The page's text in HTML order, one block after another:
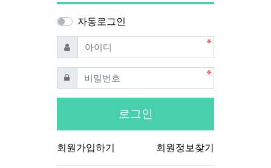
자동로그인
아이디 필수
비밀번호필수
로그인
회원가입하기 회원정보찾기